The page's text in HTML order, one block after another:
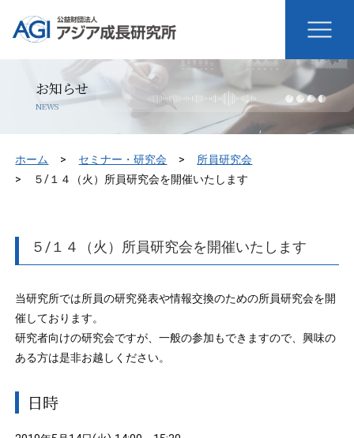
お知らせ
NEWS
ホーム セミナー・研究会
所員研究会
５/１４（火）所員研究会を開催いたします
５/１４（火）所員研究会を開催いたします
当研究所では所員の研究発表や情報交換のための所員研究会を開
催しております。
研究者向けの研究会ですが、一般の参加もできますので、興味の
ある方は是非お越しください。
日時